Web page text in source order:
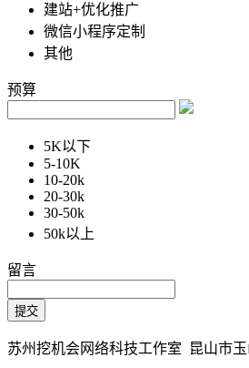
建站+优化推广
微信小程序定制
其他
预算
5K以下
5-10K
10-20k
20-30k
30-50k
50k以上
留言
苏州挖机会网络科技工作室 昆山市